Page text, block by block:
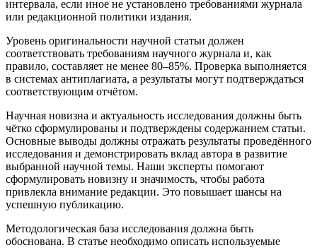
интервала, если иное не установлено требованиями журнала
или редакционной политики издания.
Уровень оригинальности научной статьи должен
соответствовать требованиям научного журнала и, как
правило, составляет не менее 80–85%. Проверка выполняется
в системах антиплагиата, а результаты могут подтверждаться
соответствующим отчётом.
Научная новизна и актуальность исследования должны быть
чётко сформулированы и подтверждены содержанием статьи.
Основные выводы должны отражать результаты проведённого
исследования и демонстрировать вклад автора в развитие
выбранной научной темы. Наши эксперты помогают
сформулировать новизну и значимость, чтобы работа
привлекла внимание редакции. Это повышает шансы на
успешную публикацию.
Методологическая база исследования должна быть
обоснована. В статье необходимо описать используемые